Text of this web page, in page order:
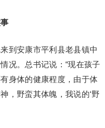
到安康市平利县老县镇中
况。总书记说：“现在孩子
身体的健康程度，由于体
，野蛮其体魄，我说的‘野